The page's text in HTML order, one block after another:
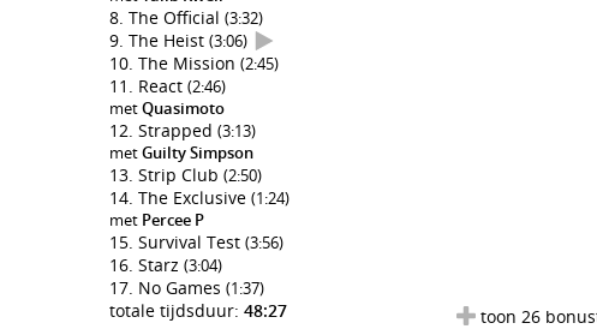
The Official (3:32)
The Heist (3:06)
The Mission (2:45)
React (2:46)
metQuasimoto
Strapped (3:13)
metGuilty Simpson
Strip Club (2:50)
The Exclusive (1:24)
met Percee P
Survival Test (3:56)
Starz (3:04)
No Games (1:37)
toon 26
totale tijdsduur: 48:27